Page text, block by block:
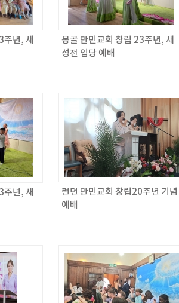
주년, 새
몽골 만민교회 창립 23주년, 새
성전 입당 예배
주년, 새
런던 만민교회 창립20주년 기념
예배